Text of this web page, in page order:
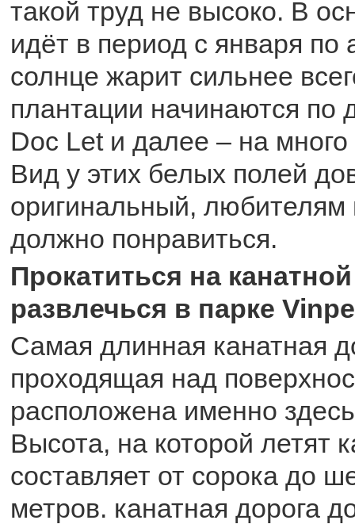
такой труд не высоко. В
идёт в период с января по
солнце жарит сильнее
плантации начинаются по
Doc Let и далее – на
Вид у этих белых полей
оригинальный, любителям
должно понравиться.
Прокатиться на
развлечься в парке
Самая длинная канатная
проходящая над
расположена именно
Высота, на которой летят
составляет от сорока до
метров. канатная дорога